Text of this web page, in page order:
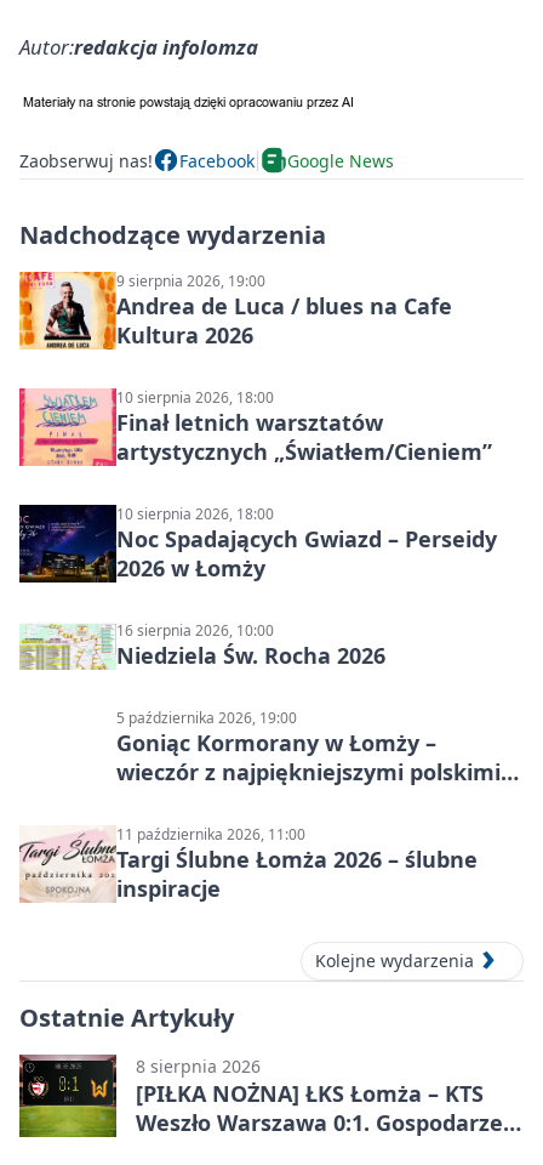
Autor:redakcja infolomza
Zaobserwuj nas! Facebook Google News
Nadchodzące wydarzenia
9 sierpnia 2026, 19:00
Andrea de Luca / blues na Cafe
Kultura 2026
10 sierpnia 2026, 18:00
Finał letnich warsztatów
artystycznych „Światłem/Cieniem”
10 sierpnia 2026, 18:00
Noc Spadających Gwiazd – Perseidy
2026 w Łomży
16 sierpnia 2026, 10:00
Niedziela Św. Rocha 2026
5 października 2026, 19:00
Goniąc Kormorany w Łomży –
wieczór z najpiękniejszymi polskimi
11 października 2026, 11:00
Targi Ślubne Łomża 2026 – ślubne
inspiracje
Kolejne wydarzenia
Ostatnie Artykuły
8 sierpnia 2026
[PIŁKA NOŻNA] ŁKS Łomża – KTS
Weszło Warszawa 0:1. Gospodarze